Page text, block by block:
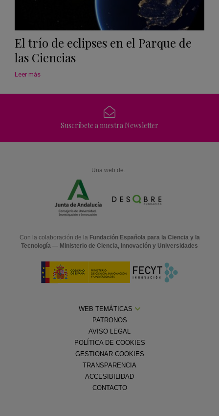
El trío de eclipses en el Parque de
las Ciencias
Leer más
Suscríbete a nuestra Newsletter
Una web de:
Con la colaboración de la Fundación Española para la Ciencia y la
Tecnología — Ministerio de Ciencia, Innovación y Universidades
WEB TEMÁTICAS
PATRONOS
AVISO LEGAL
POLÍTICA DE COOKIES
GESTIONAR COOKIES
TRANSPARENCIA
ACCESIBILIDAD
CONTACTO